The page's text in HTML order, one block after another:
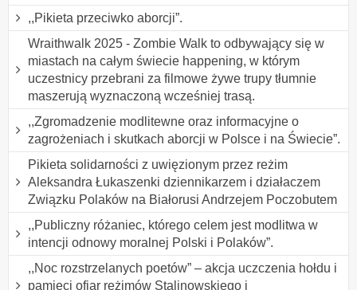
,,Pikieta przeciwko aborcji”.
Wraithwalk 2025 - Zombie Walk to odbywający się w
miastach na całym świecie happening, w którym
uczestnicy przebrani za filmowe żywe trupy tłumnie
maszerują wyznaczoną wcześniej trasą.
,,Zgromadzenie modlitewne oraz informacyjne o
zagrożeniach i skutkach aborcji w Polsce i na Świecie”.
Pikieta solidarności z uwięzionym przez reżim
Aleksandra Łukaszenki dziennikarzem i działaczem
Związku Polaków na Białorusi Andrzejem Poczobutem
,,Publiczny różaniec, którego celem jest modlitwa w
intencji odnowy moralnej Polski i Polaków”.
,,Noc rozstrzelanych poetów” – akcja uczczenia hołdu i
pamięci ofiar reżimów Stalinowskiego i